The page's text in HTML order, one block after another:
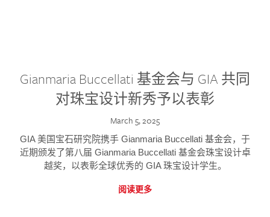
Gianmaria Buccellati 基金会与 GIA 共同
对珠宝设计新秀予以表彰
March 5, 2025
GIA 美国宝石研究院携手 Gianmaria Buccellati 基金会，于
近期颁发了第八届 Gianmaria Buccellati 基金会珠宝设计卓
越奖，以表彰全球优秀的 GIA 珠宝设计学生。
阅读更多